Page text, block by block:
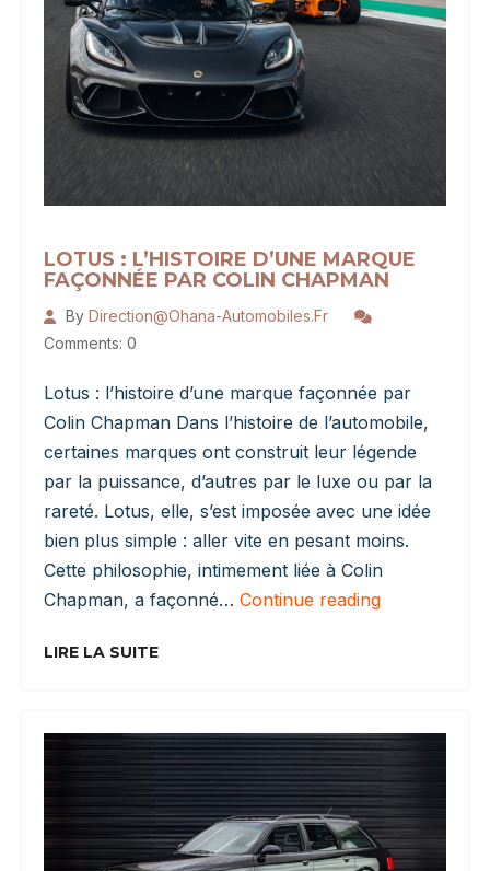
LOTUS : L’HISTOIRE D’UNE MARQUE
FAÇONNÉE PAR COLIN CHAPMAN
By Direction@ohana-Automobiles.fr
Comments: 0
Lotus : l’histoire d’une marque façonnée par
Colin Chapman Dans l’histoire de l’automobile,
certaines marques ont construit leur légende
par la puissance, d’autres par le luxe ou par la
rareté. Lotus, elle, s’est imposée avec une idée
bien plus simple : aller vite en pesant moins.
Cette philosophie, intimement liée à Colin
Chapman, a façonné… Continue readingLotus
Par
Chapman
LIRE LA SUITE